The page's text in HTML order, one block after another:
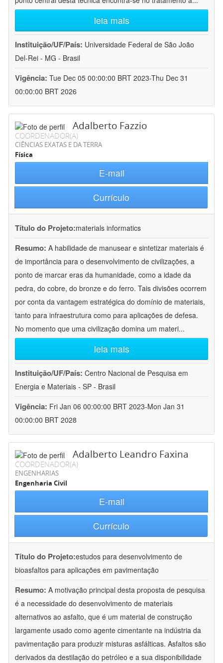
leia mais
Instituição/UF/País: Universidade Federal de São João
Del-Rei - MG - Brasil
Vigência: Tue Dec 05 00:00:00 BRT 2023-Thu Dec 31
00:00:00 BRT 2026
Adalberto Fazzio
COORDENADOR(A)
CIÊNCIAS EXATAS E DA TERRA
Física
E-mail
Currículo
Título do Projeto:materials informatics
Resumo: A habilidade de manusear e sintetizar materiais é
de importância para o desenvolvimento de civilizações, a
ponto de marcar eras da humanidade, como a idade da
pedra, do cobre, do bronze e do ferro. Tais divisões ocorrem
por conta da vantagem estratégica do domínio de materiais,
tanto para infraestrutura como para aplicações de defesa.
No momento que uma civilização domina um materi...
leia mais
Instituição/UF/País: Centro Nacional de Pesquisa em
Energia e Materiais - SP - Brasil
Vigência: Fri Jan 06 00:00:00 BRT 2023-Mon Jan 31
00:00:00 BRT 2028
Adalberto Leandro Faxina
COORDENADOR(A)
ENGENHARIAS
Engenharia Civil
E-mail
Currículo
Título do Projeto:estudos para desenvolvimento de
bioasfaltos para aplicações em pavimentação
Resumo: A motivação principal desta proposta de pesquisa
é a necessidade do desenvolvimento de materiais
alternativos ao asfalto, que é um material de construção
largamente usado como agente cimentante na indústria da
pavimentação para produzir misturas asfálticas. Asfaltos são
derivados da destilação do petróleo e a sua disponibilidade